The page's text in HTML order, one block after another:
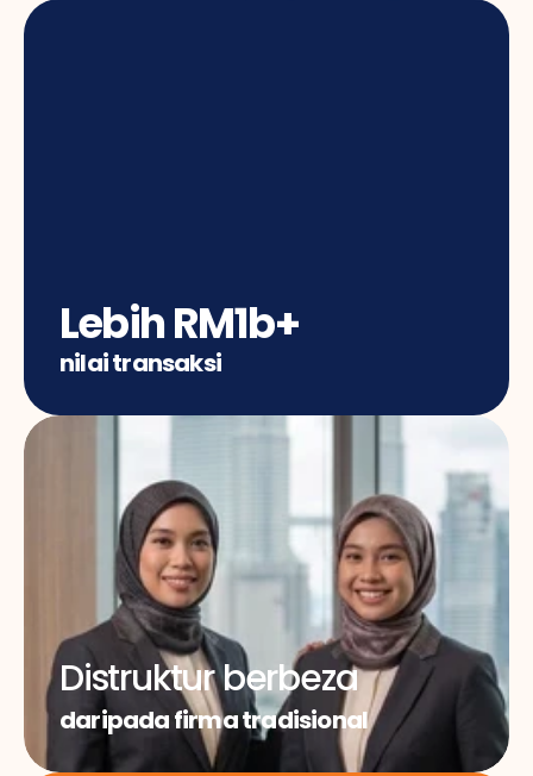
Lebih RM1b+
nilai transaksi
Distruktur berbeza
daripada firma tradisional